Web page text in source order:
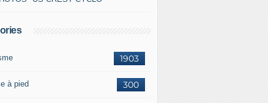
1903
300
à pied